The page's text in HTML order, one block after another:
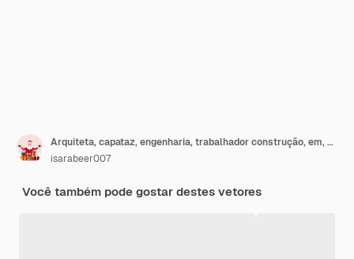
Arquiteta, capataz, engenharia, trabalhador construção, em, diferente, characte
isarabeer007
Você também pode gostar destes vetores